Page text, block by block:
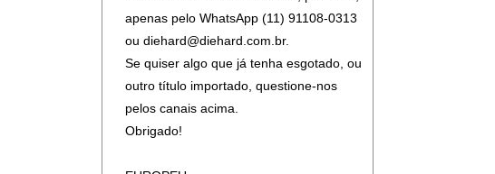
INVENTTOR - SENHOR DA OBSESSÃO
JORN - OVER THE HORIZON RADAR
KRISIUN - APOCALYPTIC REVELATION
KRISIUN - BLACK FORCE DOMAIN
KRISIUN - CONQUERORS OF
ARMAGEDDON (DIGIPAK)
KRISIUN - SOUTHERN STORM
DARKTHRONE - PRE-HISTORIC METAL
DEATH ANGEL - ACT III
DEF LEPPARD - PYROMANIA (40TH
ANNIVERSARY)
DODHEIMSGARD - MONUMENTAL
POSSESSION
apenas pelo WhatsApp (11) 91108-0313
ou diehard@diehard.com.br.
Se quiser algo que já tenha esgotado, ou
outro título importado, questione-nos
pelos canais acima.
Obrigado!